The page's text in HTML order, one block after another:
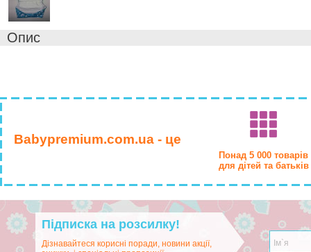
Опис
Babypremium.com.ua - це
Понад 5 000 товарів
для дітей та батьків
Підписка на розсилку!
Дізнавайтеся корисні поради, новини акції,